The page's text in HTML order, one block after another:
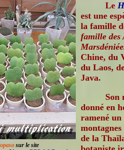
sur le site
Le
est une
la famille
famille des
Chine, du
du Laos,
Java.
Son
donné en
ramené un
de la